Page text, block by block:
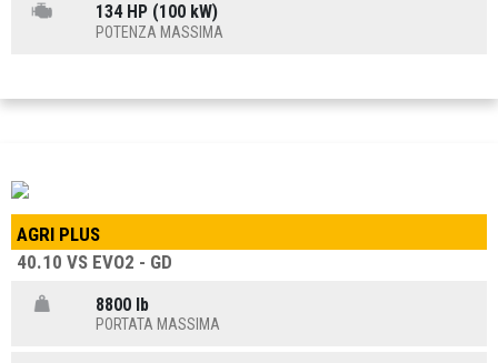
134 HP (100 kW)
POTENZA MASSIMA
AGRI PLUS
40.10 VS EVO2 - GD
8800 lb
PORTATA MASSIMA